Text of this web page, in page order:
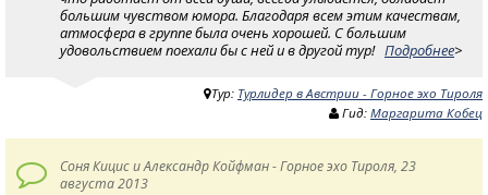
большим чувством юмора. Благодаря всем этим качествам,
атмосфера в группе была очень хорошей. С большим
удовольствием поехали бы с ней и в другой тур! Подробнее>
Тур: Турлидер в Австрии - Горное эхо Тироля
Гид: Маргарита Кобец
Соня Кицис и Александр Койфман - Горное эхо Тироля, 23
августа 2013